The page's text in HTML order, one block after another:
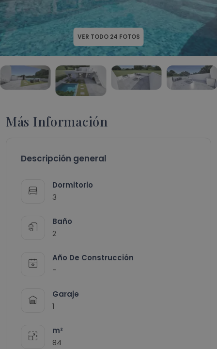
VER TODO 24 FOTOS
Más Información
Descripción general
Dormitorio
3
Baño
2
Año De Construcción
-
Garaje
1
m²
84